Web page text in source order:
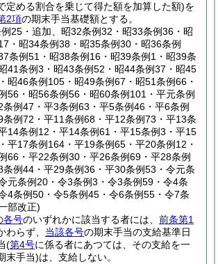
定める割合を乗じて得た額を加算した額)を
2項の期末手当基礎額とする。
25・追加、昭32条例32・昭33条例36・昭
・昭34条例38・昭35条例30・昭36条例
条例51・昭38条例16・昭39条例1・昭39条
41条例3・昭43条例52・昭44条例37・昭45
昭46条例105・昭49条例67・昭51条例66・
56・昭56条例56・昭60条例101・平元条例
条例47・平3条例63・平5条例46・平6条例
条例72・平11条例68・平12条例73・平13条
14条例12・平14条例61・平15条例3・平15
平17条例164・平19条例65・平20条例12・
66・平22条例30・平26条例69・平28条例
条例44・平29条例36・平30条例53・令元条
元条例20・令3条例3・令3条例59・令4条
4条例50・令5条例45・令6条例55・令7条
部改正)
各号のいずれかに該当する者には、 前条第1
わらず、 当該各号の期末手当の支給基準日
(第4号に係る者にあつては、その支給を一
末手当)は、支給しない。